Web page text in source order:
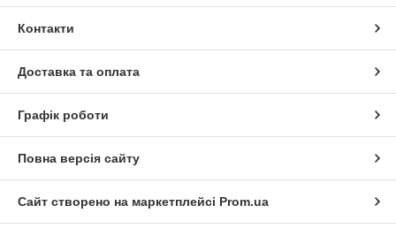
Контакти
Доставка та оплата
Графік роботи
Повна версія сайту
Сайт створено на маркетплейсі Prom.ua